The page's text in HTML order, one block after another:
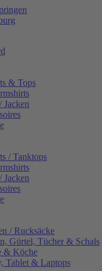
& Tops
Jacken
/ Tanktops
Jacken
/ Rucksäcke
Gürtel, Tücher & Schals
& Köche
Tablet & Laptops